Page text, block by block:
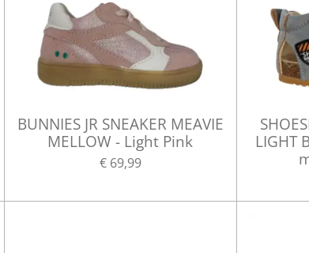
BUNNIES JR SNEAKER MEAVIE
MELLOW - Light Pink
€ 69,99
LIGHT